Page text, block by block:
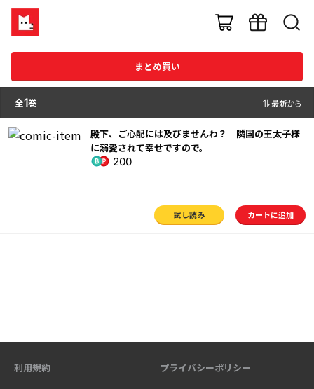
まとめ買い
全1巻 最新から
殿下、ご心配には及びませんわ？ 隣国の王太子様
に溺愛されて幸せですので。
200
試し読み カートに追加
利用規約 プライバシーポリシー